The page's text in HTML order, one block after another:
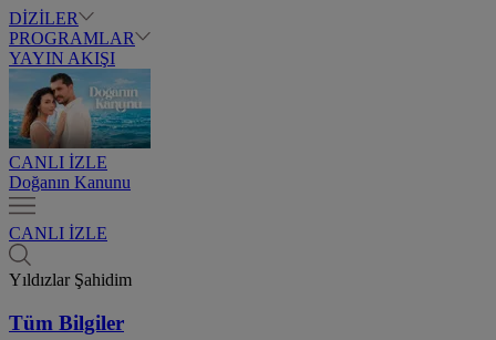
DİZİLER
PROGRAMLAR
YAYIN AKIŞI
CANLI İZLE
Doğanın Kanunu
CANLI İZLE
Yıldızlar Şahidim
Tüm Bilgiler